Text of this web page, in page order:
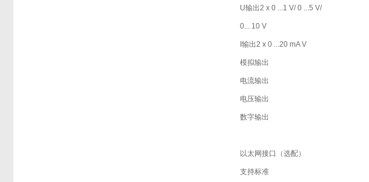
U输出2 x 0 ...1 V/ 0 ...5 V/
0... 10 V
I输出2 x 0 ...20 mA V
模拟输出
电流输出
电压输出
数字输出
以太网接口（选配）
支持标准